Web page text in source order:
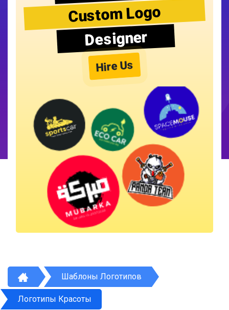
Custom Logo
Designer
Hire Us
Шаблоны Логотипов
Логотипы Красоты